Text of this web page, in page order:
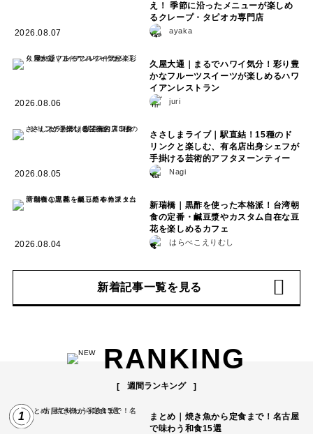
2026.08.07
え！ 季節に沿ったメニューが楽しめ
るクレープ・タピオカ専門店
ayaka
2026.08.06
久屋大通｜まるでハワイ気分！彩り豊
かなフルーツスイーツが楽しめるハワ
イアンレストラン
juri
2026.08.05
ささしまライブ｜駅直結！15種のド
リンクと楽しむ、有名店出身シェフが
手掛ける芸術的アフタヌーンティー
Nagi
2026.08.04
新瑞橋｜黒酢を使った本格派！台湾朝
食の定番・鹹豆漿やカスタム自在な豆
花を楽しめるカフェ
はらぺこえりむし
新着記事一覧を見る
RANKING
週間ランキング
1
まとめ｜焼き魚から定食まで！名古屋
で味わう和食15選